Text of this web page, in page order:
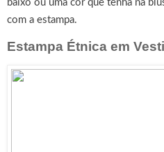
baixo ou uma cor que tenha na
com a estampa.
Estampa Étnica em